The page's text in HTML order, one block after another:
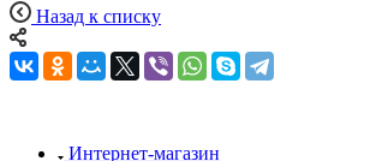
Назад к списку
Интернет-магазин